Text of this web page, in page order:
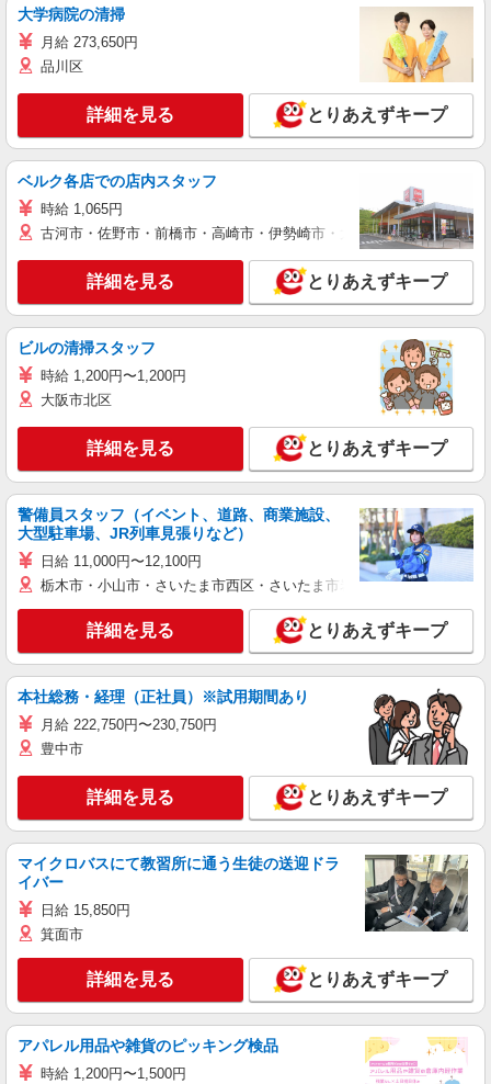
大学病院の清掃
月給 273,650円
品川区
詳細を見る とりあえずキープ
ベルク各店での店内スタッフ
時給 1,065円
古河市・佐野市・前橋市・高崎市・伊勢崎市・太田市・館林市・藤
詳細を見る とりあえずキープ
ビルの清掃スタッフ
時給 1,200円〜1,200円
大阪市北区
詳細を見る とりあえずキープ
警備員スタッフ（イベント、道路、商業施設、
大型駐車場、JR列車見張りなど）
日給 11,000円〜12,100円
栃木市・小山市・さいたま市西区・さいたま市岩槻区・久喜市・蓮田
詳細を見る とりあえずキープ
本社総務・経理（正社員）※試用期間あり
月給 222,750円〜230,750円
豊中市
詳細を見る とりあえずキープ
マイクロバスにて教習所に通う生徒の送迎ドラ
イバー
日給 15,850円
箕面市
詳細を見る とりあえずキープ
アパレル用品や雑貨のピッキング検品
時給 1,200円〜1,500円